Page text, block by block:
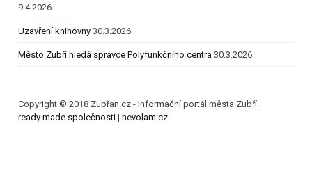
9.4.2026
Uzavření knihovny 30.3.2026
Město Zubří hledá správce Polyfunkčního centra 30.3.2026
Copyright © 2018 Zubřan.cz - Informační portál města Zubří.
ready made společnosti | nevolam.cz